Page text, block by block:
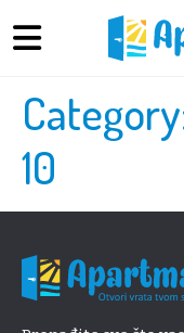
10